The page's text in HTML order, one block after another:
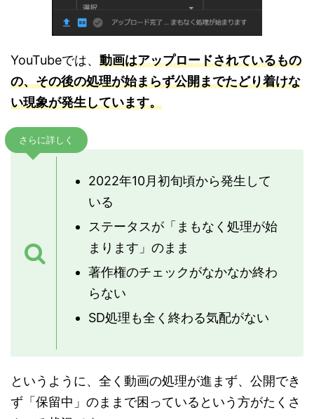
YouTubeでは、 動画はアップロードされているもの
の、その後の処理が始まらず公開までたどり着けな
い現象が発生しています。
さらに詳しく
2022年10月初旬頃から発生して
いる
ステータスが「まもなく処理が始
まります」のまま
著作権のチェックがなかなか終わ
らない
SD処理も全く終わる気配がない
というように、全く動画の処理が進まず、公開でき
ず「保留中」のままで困っているという方がたくさ